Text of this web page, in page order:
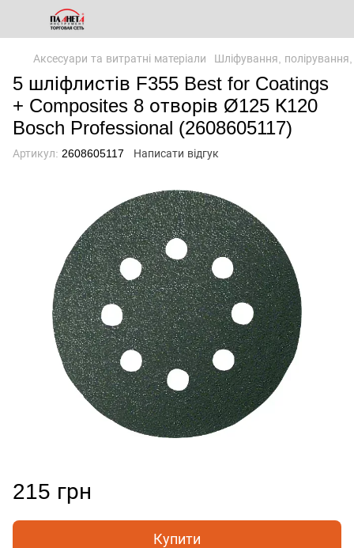
Аксесуари та витратні матеріали Шліфування,
5 шліфлистів F355 Best for Coatings
+ Composites 8 отворів Ø125 К120
Bosch Professional (2608605117)
Артикул: 2608605117 Написати відгук
215 грн
Купити